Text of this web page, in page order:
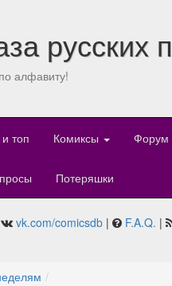
русских
алфавиту!
топ Комиксы Форум
Потеряшки
vk.com/comicsdb | F.A.Q. |